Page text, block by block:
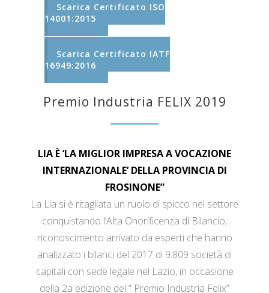
Scarica Certificato ISO
14001:2015
Scarica Certificato IATF
16949:2016
Premio Industria FELIX 2019
LIA È ‘LA MIGLIOR IMPRESA A VOCAZIONE
INTERNAZIONALE’ DELLA PROVINCIA DI
FROSINONE”
La Lia si è ritagliata un ruolo di spicco nel settore
conquistando l’Alta Onorificenza di Bilancio,
riconoscimento arrivato da esperti che hanno
analizzato i bilanci del 2017 di 9.809 società di
capitali con sede legale nel Lazio, in occasione
della 2a edizione del “ Premio Industria Felix”